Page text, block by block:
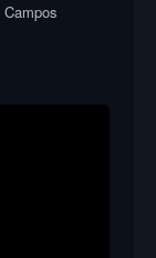
Campos